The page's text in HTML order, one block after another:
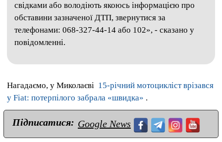
свідками або володіють якоюсь інформацією про
обставини зазначеної ДТП, звернутися за
телефонами: 068-327-44-14 або 102», - сказано у
повідомленні.
Нагадаємо, у Миколаєві 15-річний мотоцикліст врізався
у Fiat: потерпілого забрала «швидка» .
Підписатися: Google News